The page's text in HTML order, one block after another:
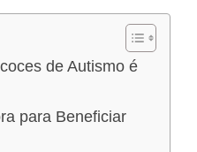
de Autismo é
para Beneficiar